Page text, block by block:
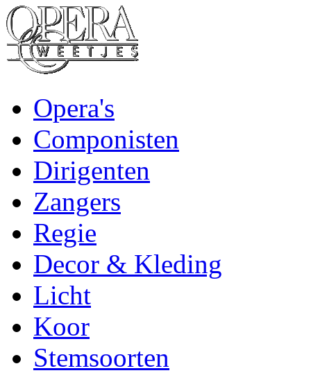
Opera's
Componisten
Dirigenten
Zangers
Regie
Decor & Kleding
Licht
Koor
Stemsoorten